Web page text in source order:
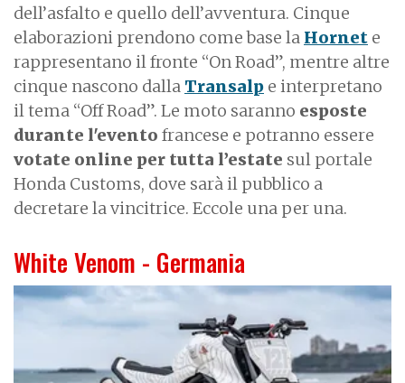
dell’asfalto e quello dell’avventura. Cinque
elaborazioni prendono come base la Hornet e
rappresentano il fronte “On Road”, mentre altre
cinque nascono dalla Transalp e interpretano
il tema “Off Road”. Le moto saranno esposte
durante l'evento francese e potranno essere
votate online per tutta l’estate sul portale
Honda Customs, dove sarà il pubblico a
decretare la vincitrice. Eccole una per una.
White Venom - Germania
I
g